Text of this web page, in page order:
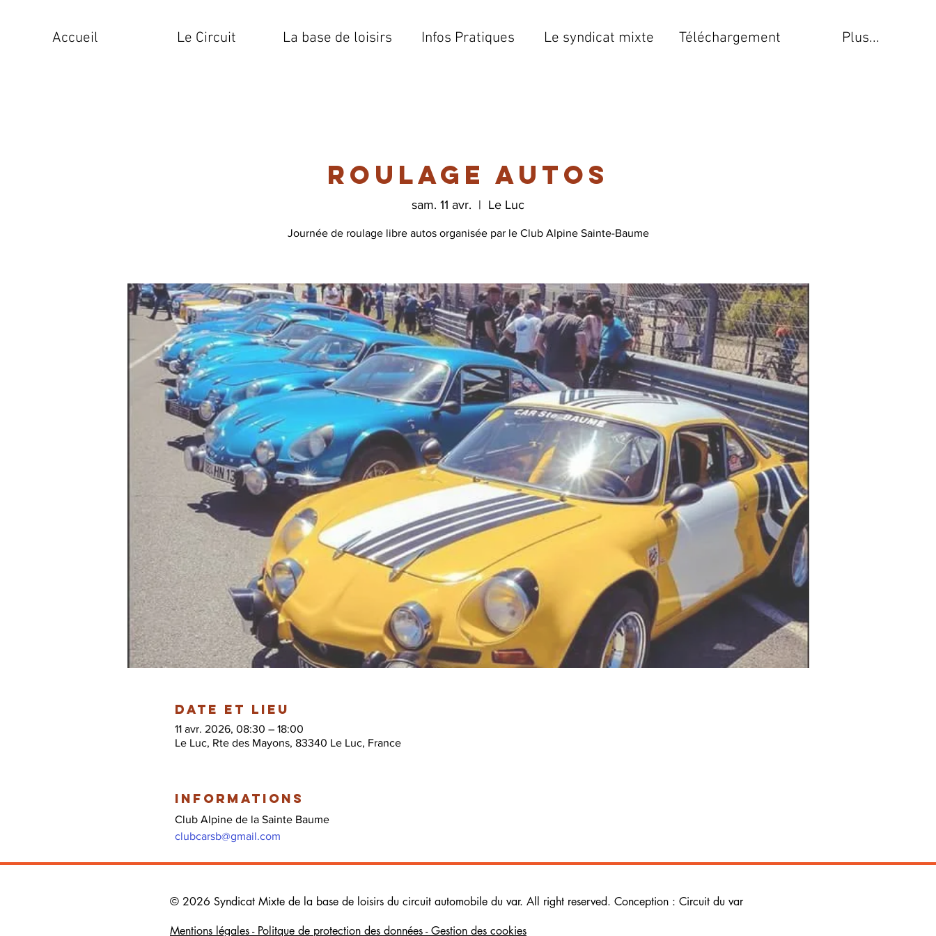
Accueil Le Circuit La base de loisirs Infos Pratiques Le syndicat mixte Téléchargement Plus...
Roulage Autos
sam. 11 avr.
  |
Le Luc
Journée de roulage libre autos organisée par le Club Alpine Sainte-Baume
Date et lieu
11 avr. 2026, 08:30 – 18:00
Le Luc, Rte des Mayons, 83340 Le Luc, France
Informations
Club Alpine de la Sainte Baume
clubcarsb@gmail.com
© 2026 Syndicat Mixte de la base de loisirs du circuit automobile du var. All right reserved. Conception : Circuit du var
Mentions légales - Politque de protection des données - Gestion des cookies